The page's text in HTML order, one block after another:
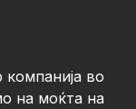
во
на моќта на